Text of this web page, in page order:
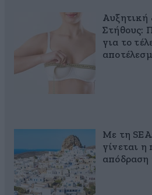
Αυξητική
Στήθους:
για το
Με τη
γίνεται η